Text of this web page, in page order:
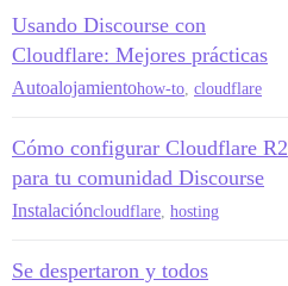
Usando Discourse con
Cloudflare: Mejores prácticas
Autoalojamientohow-to cloudflare
Cómo configurar Cloudflare R2
para tu comunidad Discourse
Instalacióncloudflare hosting
Se despertaron y todos